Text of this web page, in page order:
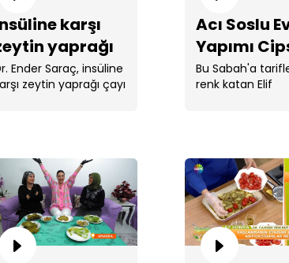
karşı
yaprağı
Ender Saraç, insüline
zeytin yaprağı çayı
Acı Soslu
Yapımı
Bu Sabah'a
renk katan Elif